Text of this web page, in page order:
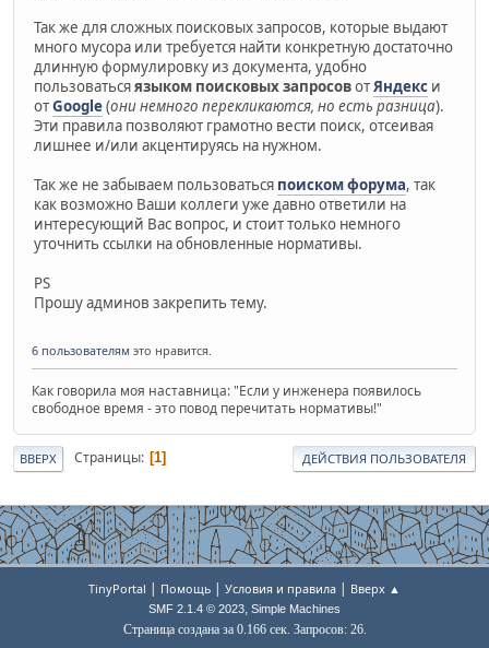
Так же для сложных поисковых запросов, которые выдают
много мусора или требуется найти конкретную достаточно
длинную формулировку из документа, удобно
пользоватьсяязыком поисковых запросовотЯндекс и
отGoogle(они немного перекликаются, но есть разница).
Эти правила позволяют грамотно вести поиск, отсеивая
лишнее и/или акцентируясь на нужном.
Так же не забываем пользоваться поиском форума, так
как возможно Ваши коллеги уже давно ответили на
интересующий Вас вопрос, и стоит только немного
уточнить ссылки на обновленные нормативы.
PS
Прошу админов закрепить тему.
6 пользователям это нравится.
Как говорила моя наставница: "Если у инженера появилось
свободное время - это повод перечитать нормативы!"
ВВЕРХ Страницы 1 ДЕЙСТВИЯ ПОЛЬЗОВАТЕЛЯ
TinyPortal | Помощь | Условия и правила | Вверх ▲
SMF 2.1.4 © 2023, Simple Machines
Страница создана за 0.166 сек. Запросов: 26.